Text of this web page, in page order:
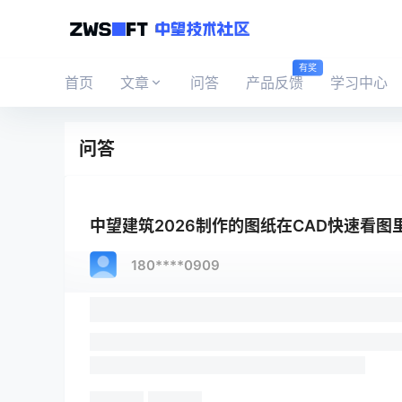
首页 文章 问答 产品反馈
有奖
学习中心
问答
中望建筑2026制作的图纸在CAD快速看图
180****0909